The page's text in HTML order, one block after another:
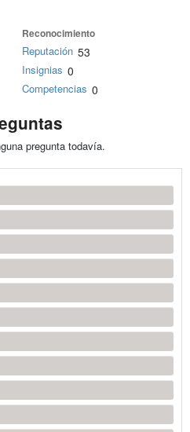
Reconocimiento
Reputación 53
Insignias 0
Competencias 0
pregunta todavía.